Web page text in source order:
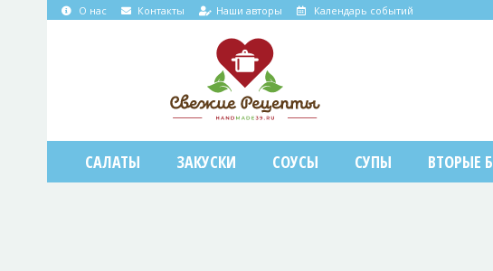
О нас Контакты Наши авторы Календарь событий
САЛАТЫ ЗАКУСКИ СОУСЫ СУПЫ ВТОРЫЕ